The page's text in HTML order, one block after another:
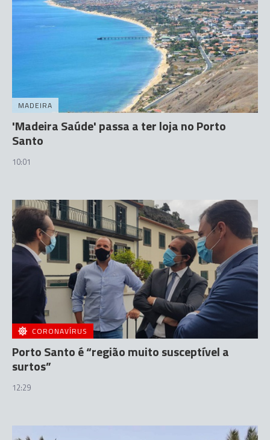
MADEIRA
'Madeira Saúde' passa a ter loja no Porto
Santo
10:01
CORONAVÍRUS
Porto Santo é “região muito susceptível a
surtos”
12:29